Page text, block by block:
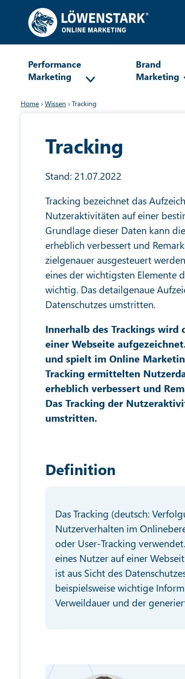
Performance
Marketing
Brand
Marketing
Home › Wissen › Tracking
Tracking
Stand: 21.07.2022
Tracking bezeichnet das
Nutzeraktivitäten auf einer
Grundlage dieser Daten kann
erheblich verbessert und
zielgenauer ausgesteuert
eines der wichtigsten Elemente
wichtig. Das detailgenaue
Datenschutzes umstritten.
Innerhalb des Trackings
einer Webseite
und spielt im Online
Tracking ermittelten
erheblich verbessert und
Das Tracking der
umstritten.
Definition
Das Tracking (deutsch:
Nutzerverhalten im
oder User-Tracking
eines Nutzer auf einer
ist aus Sicht des
beispielsweise wichtige
Verweildauer und der